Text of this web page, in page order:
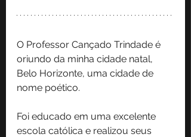
O Professor Cançado Trindade é
oriundo da minha cidade natal,
Belo Horizonte, uma cidade de
nome poético.
Foi educado em uma excelente
escola católica e realizou seus